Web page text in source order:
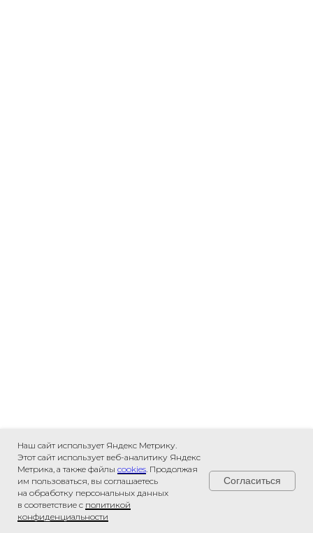
Наш сайт использует Яндекс Метрику.
Этот сайт использует веб-аналитику Яндекс
Метрика, а также файлы cookies. Продолжая
им пользоваться, вы соглашаетесь
на обработку персональных данных
в соответствие с политикой
конфиденциальности
Согласиться